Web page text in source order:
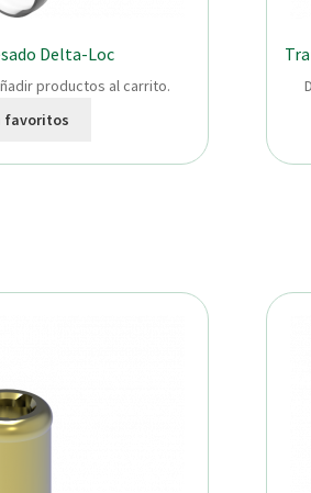
Delta-Loc
productos al carrito.
favoritos